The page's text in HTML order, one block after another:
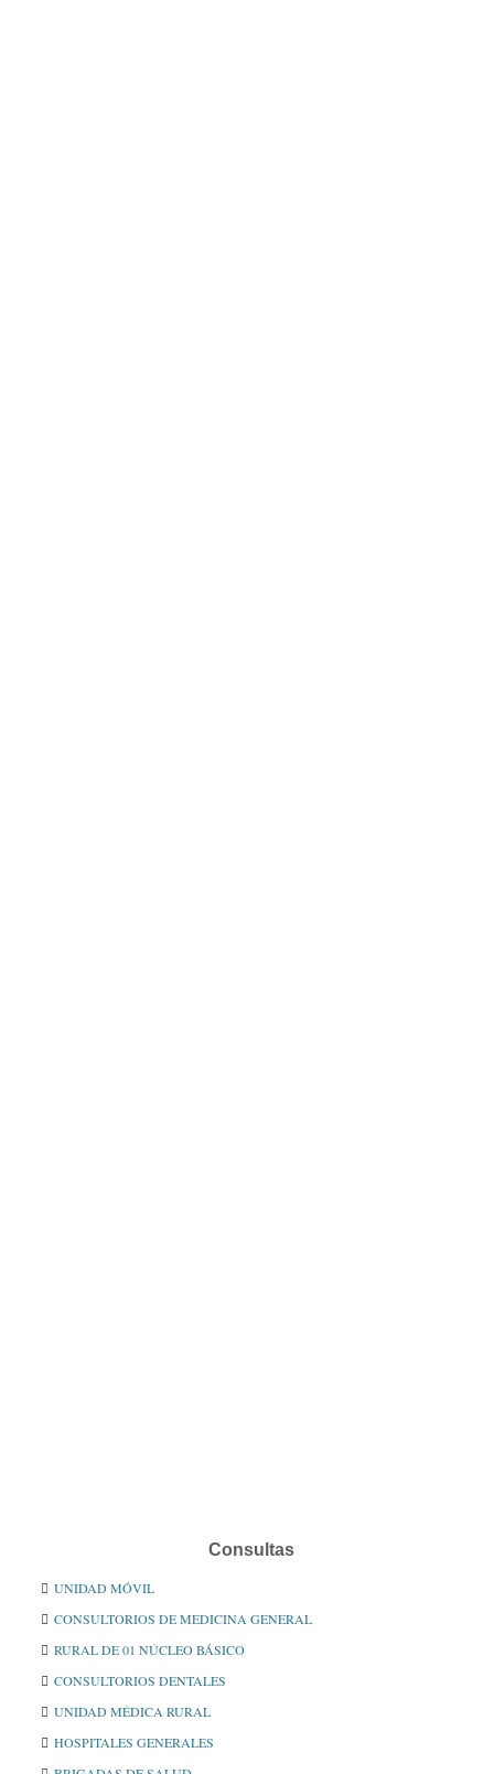
Consultas
UNIDAD MÓVIL
CONSULTORIOS DE MEDICINA GENERAL
RURAL DE 01 NÚCLEO BÁSICO
CONSULTORIOS DENTALES
UNIDAD MÉDICA RURAL
HOSPITALES GENERALES